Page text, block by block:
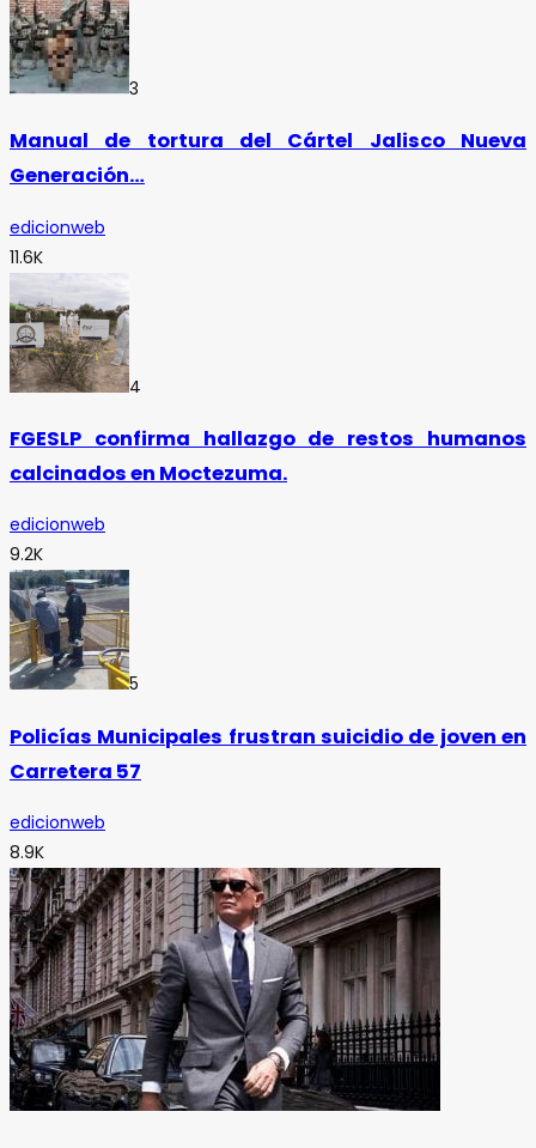
3
Manual de tortura del Cártel Jalisco Nueva
Generación…
edicionweb
11.6K
4
FGESLP confirma hallazgo de restos humanos
calcinados en Moctezuma.
edicionweb
9.2K
5
Policías Municipales frustran suicidio de joven en
Carretera 57
edicionweb
8.9K